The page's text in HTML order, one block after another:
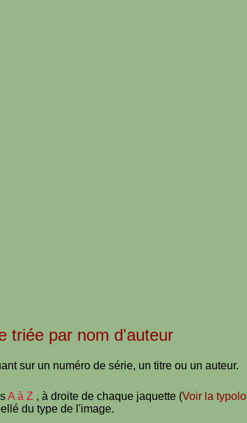
triée par nom d'auteur
sur un numéro de série, un titre ou un auteur.
A à Z , à droite de chaque jaquette (Voir la
du type de l'image.